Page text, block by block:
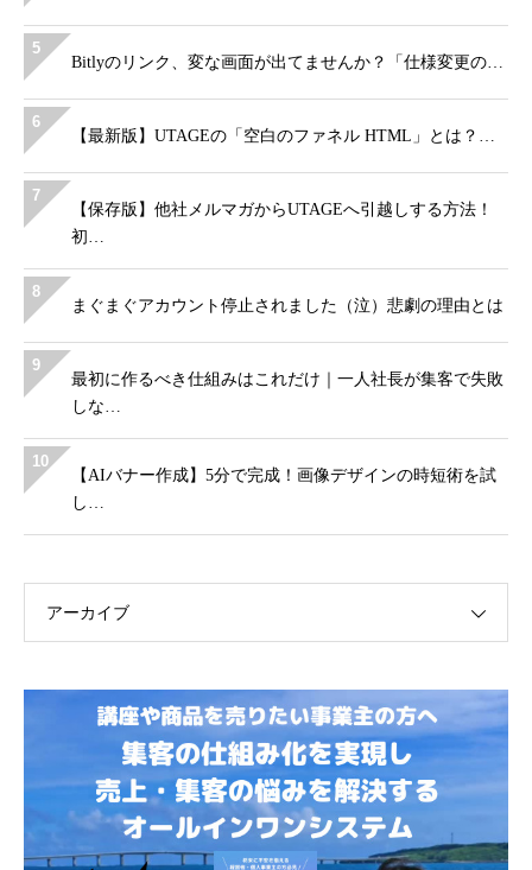
5
Bitlyのリンク、変な画面が出てませんか？「仕様変更の…
6
【最新版】UTAGEの「空白のファネル HTML」とは？…
7
【保存版】他社メルマガからUTAGEへ引越しする方法！
初…
8
まぐまぐアカウント停止されました（泣）悲劇の理由とは
9
最初に作るべき仕組みはこれだけ｜一人社長が集客で失敗
しな…
10
【AIバナー作成】5分で完成！画像デザインの時短術を試
し…
アーカイブ